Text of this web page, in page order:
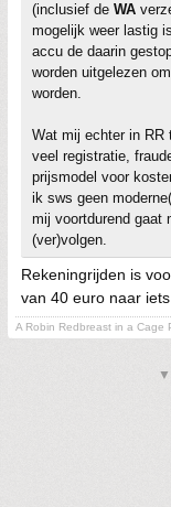
(inclusief de WA
mogelijk weer lastig
accu de daarin
worden uitgelezen
worden.
Wat mij echter in RR
veel registratie,
prijsmodel voor
ik sws geen
mij voortdurend gaat
(ver)volgen.
Rekeningrijden is
van 40 euro naar
A Robin Redbreast in a Cage
▼